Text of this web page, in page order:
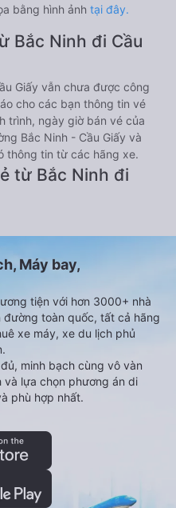
bằng hình ảnh tại đây.
Bắc Ninh đi Cầu
Giấy vẫn chưa được công
cho các bạn thông tin vé
trình, ngày giờ bán vé của
Bắc Ninh - Cầu Giấy và
thông tin từ các hãng xe.
từ Bắc Ninh đi
Máy bay,
tiện với hơn 3000+ nhà
toàn quốc, tất cả hãng
xe máy, xe du lịch phủ
minh bạch cùng vô vàn
và lựa chọn phương án di
phù hợp nhất.